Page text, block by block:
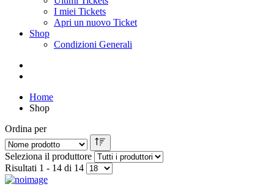
I miei Tickets
Apri un nuovo Ticket
Shop
Condizioni Generali
Home
Shop
Ordina per
Seleziona il produttore
Risultati 1 - 14 di 14